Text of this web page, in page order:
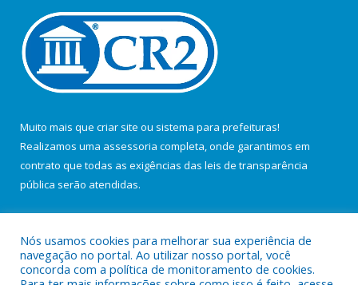
Muito mais que criar site ou sistema para prefeituras!
Realizamos uma assessoria completa, onde garantimos em
contrato que todas as exigências das leis de transparência
pública serão atendidas.
Nós usamos cookies para melhorar sua experiência de
navegação no portal. Ao utilizar nosso portal, você
concorda com a política de monitoramento de cookies.